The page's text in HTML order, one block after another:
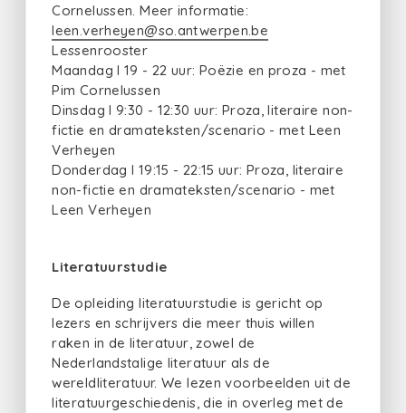
Cornelussen. Meer informatie:
leen.verheyen@so.antwerpen.be
Lessenrooster
Maandag I 19 - 22 uur: Poëzie en proza - met
Pim Cornelussen
Dinsdag I 9:30 - 12:30 uur: Proza, literaire non-
fictie en dramateksten/scenario - met Leen
Verheyen
Donderdag I 19:15 - 22:15 uur: Proza, literaire
non-fictie en dramateksten/scenario - met
Leen Verheyen
Literatuurstudie
​De opleiding literatuurstudie is gericht op
lezers en schrijvers die meer thuis willen
raken in de literatuur, zowel de
Nederlandstalige literatuur als de
wereldliteratuur. We lezen voorbeelden uit de
literatuurgeschiedenis, die in overleg met de